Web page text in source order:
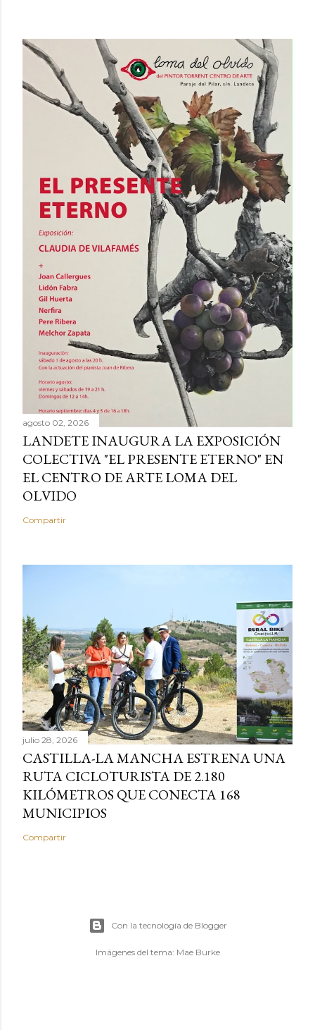
agosto 02, 2026
LANDETE INAUGURA LA EXPOSICIÓN
COLECTIVA "EL PRESENTE ETERNO" EN
EL CENTRO DE ARTE LOMA DEL
OLVIDO
Compartir
julio 28, 2026
CASTILLA-LA MANCHA ESTRENA UNA
RUTA CICLOTURISTA DE 2.180
KILÓMETROS QUE CONECTA 168
MUNICIPIOS
Compartir
Con la tecnología de Blogger
Imágenes del tema: Mae Burke